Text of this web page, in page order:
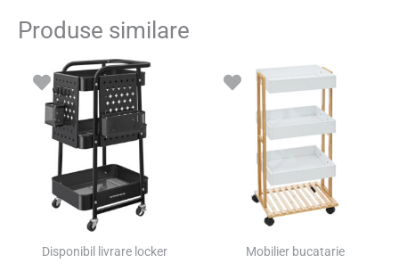
Produse similare
Disponibil livrare locker Mobilier bucatarie